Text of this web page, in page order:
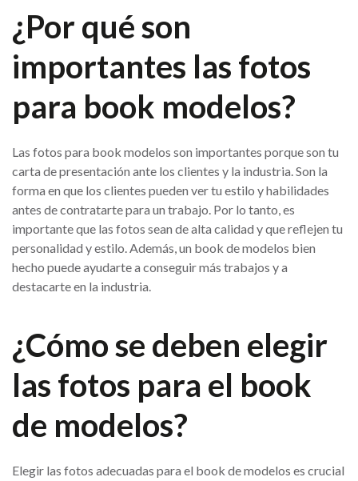
¿Por qué son
importantes las fotos
para book modelos?
Las fotos para book modelos son importantes porque son tu
carta de presentación ante los clientes y la industria. Son la
forma en que los clientes pueden ver tu estilo y habilidades
antes de contratarte para un trabajo. Por lo tanto, es
importante que las fotos sean de alta calidad y que reflejen tu
personalidad y estilo. Además, un book de modelos bien
hecho puede ayudarte a conseguir más trabajos y a
destacarte en la industria.
¿Cómo se deben elegir
las fotos para el book
de modelos?
Elegir las fotos adecuadas para el book de modelos es crucial